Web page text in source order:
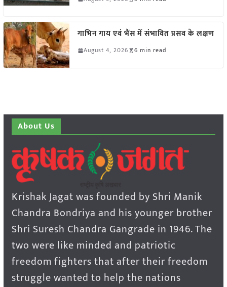
गाभिन गाय एवं भैंस में संभावित प्रसव के लक्षण
August 4, 2026 6 min read
About Us
Krishak Jagat was founded by Shri Manik
Chandra Bondriya and his younger brother
Shri Suresh Chandra Gangrade in 1946. The
two were like minded and patriotic
freedom fighters that after their freedom
struggle wanted to help the nations